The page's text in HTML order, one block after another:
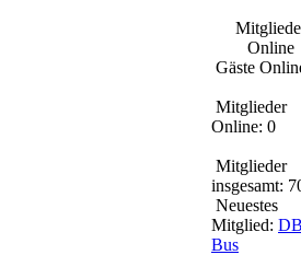
Online
Gäste
Mitglieder
Online: 0
Mitglieder
insgesamt:
Neuestes
Mitglied: DB
Bus